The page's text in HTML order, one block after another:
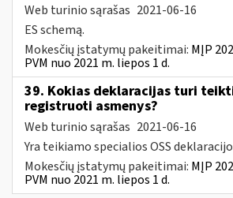
Web turinio sąrašas 2021-06-16
ES schemą.
Mokesčių įstatymų pakeitimai: MĮP
PVM nuo 2021 m. liepos 1 d.
39. Kokias deklaracijas turi
registruoti asmenys?
Web turinio sąrašas 2021-06-16
Yra teikiamo specialios OSS
Mokesčių įstatymų pakeitimai: MĮP
PVM nuo 2021 m. liepos 1 d.